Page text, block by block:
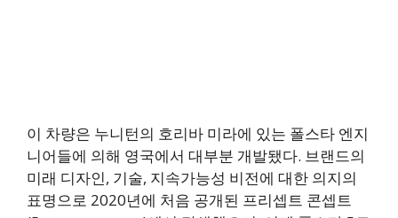
이 차량은 누니턴의 호리바 미라에 있는 폴스타 엔지
니어들에 의해 영국에서 대부분 개발됐다. 브랜드의
미래 디자인, 기술, 지속가능성 비전에 대한 의지의
표명으로 2020년에 처음 공개된 프리셉트 콘셉트